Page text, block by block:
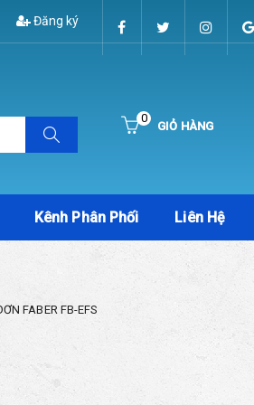
Đăng ký
GIỎ HÀNG
0
Kênh Phân Phối Liên Hệ
FABER FB-EFS